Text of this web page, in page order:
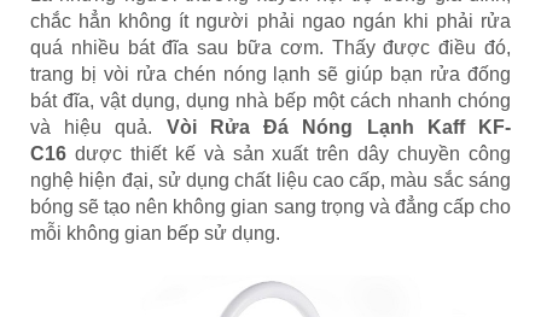
chắc hẳn không ít người phải ngao ngán khi phải rửa
quá nhiều bát đĩa sau bữa cơm. Thấy được điều đó,
trang bị vòi rửa chén nóng lạnh sẽ giúp bạn rửa đống
bát đĩa, vật dụng, dụng nhà bếp một cách nhanh chóng
và hiệu quả. Vòi Rửa Đá Nóng Lạnh Kaff KF-
C16 dược thiết kế và sản xuất trên dây chuyền công
nghệ hiện đại, sử dụng chất liệu cao cấp, màu sắc sáng
bóng sẽ tạo nên không gian sang trọng và đẳng cấp cho
mỗi không gian bếp sử dụng.